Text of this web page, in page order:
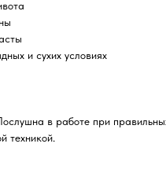
и сухих условиях
в работе при
техникой.